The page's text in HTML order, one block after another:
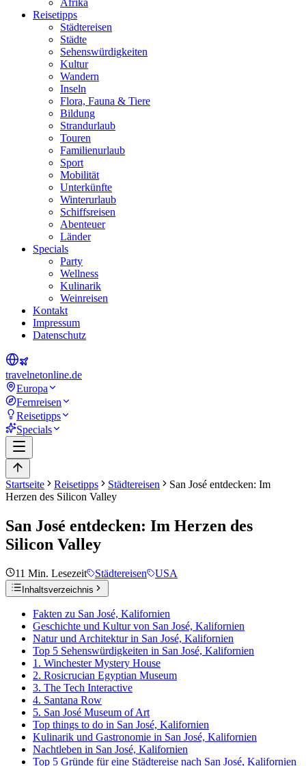
Afrika
Reisetipps
Städtereisen
Städte
Sehenswürdigkeiten
Kultur
Wandern
Inseln
Flora, Fauna & Tiere
Bildung
Strandurlaub
Touren
Familienurlaub
Sport
Mobilität
Unterkünfte
Winterurlaub
Schiffsreisen
Abenteuer
Länder
Specials
Party
Wellness
Kulinarik
Weinreisen
Kontakt
Impressum
Datenschutz
travelnetonline.de
Europa
Fernreisen
Reisetipps
Specials
Startseite Reisetipps Städtereisen
San José entdecken: Im
Herzen des Silicon Valley
San José entdecken: Im Herzen des
Silicon Valley
11 Min. Lesezeit Städtereisen USA
Inhaltsverzeichnis
Fakten zu San José, Kalifornien
Geschichte und Kultur von San José, Kalifornien
Natur und Architektur in San José, Kalifornien
Top 5 Sehenswürdigkeiten in San José, Kalifornien
1. Winchester Mystery House
2. Rosicrucian Egyptian Museum
3. The Tech Interactive
4. Santana Row
5. San José Museum of Art
Top things to do in San José, Kalifornien
Kulinarik und Gastronomie in San José, Kalifornien
Nachtleben in San José, Kalifornien
Top 5 Gründe für eine Städtereise nach San José, Kalifornien